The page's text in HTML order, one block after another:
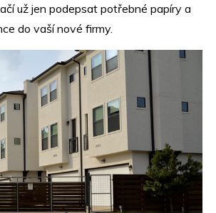
už jen podepsat potřebné papíry a
do vaší nové firmy.